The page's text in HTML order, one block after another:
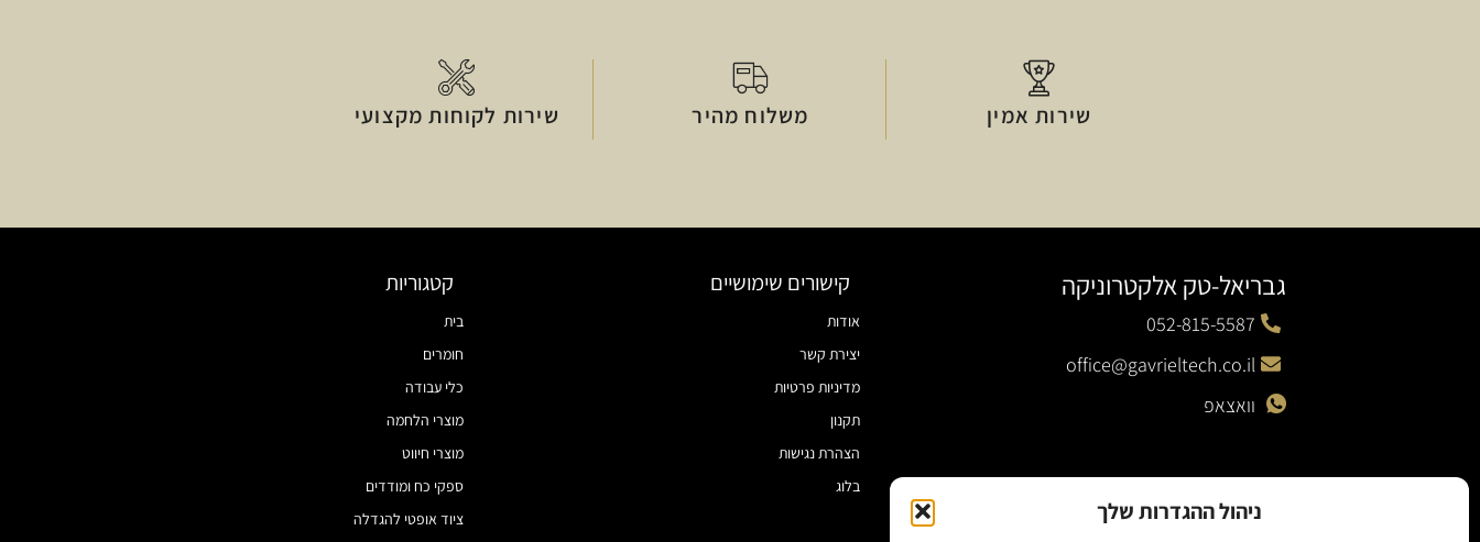
ניהול ההגדרות שלך
שירות אמין משלוח מהיר שירות לקוחות מקצועי
גבריאל-טק אלקטרוניקה
052-815-5587
office@gavrieltech.co.il
וואצאפ
קישורים שימושיים
אודות
יצירת קשר
מדיניות פרטיות
תקנון
הצהרת נגישות
בלוג
קטגוריות
בית
חומרים
כלי עבודה
מוצרי הלחמה
מוצרי חיווט
ספקי כח ומודדים
ציוד אופטי להגדלה